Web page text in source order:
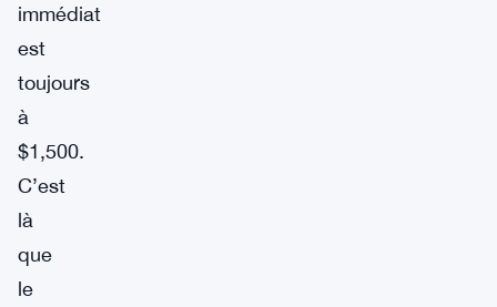
immédiat
est
toujours
à
$1,500.
C’est
là
que
le